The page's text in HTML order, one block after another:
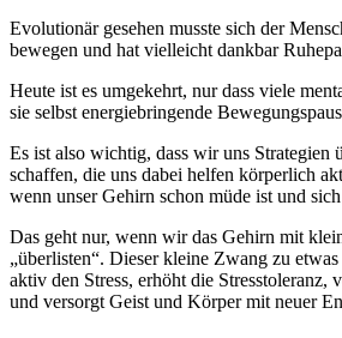
Evolutionär gesehen musste sich der
bewegen und hat vielleicht dankbar
Heute ist es umgekehrt, nur dass viele
sie selbst energiebringende
Es ist also wichtig, dass wir uns Strategien
schaffen, die uns dabei helfen körperlich
wenn unser Gehirn schon müde ist und
Das geht nur, wenn wir das Gehirn mit
„überlisten“. Dieser kleine Zwang zu
aktiv den Stress, erhöht die Stresstoleranz,
und versorgt Geist und Körper mit neuer